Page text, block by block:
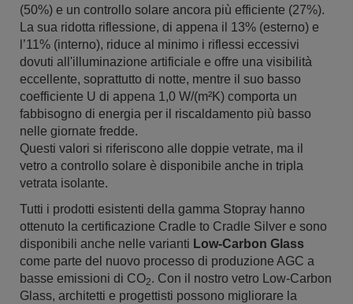
(50%) e un controllo solare ancora più efficiente (27%).
La sua ridotta riflessione, di appena il 13% (esterno) e
l’11% (interno), riduce al minimo i riflessi eccessivi
dovuti all'illuminazione artificiale e offre una visibilità
eccellente, soprattutto di notte, mentre il suo basso
coefficiente U di appena 1,0 W/(m²K) comporta un
fabbisogno di energia per il riscaldamento più basso
nelle giornate fredde.
Questi valori si riferiscono alle doppie vetrate, ma il
vetro a controllo solare è disponibile anche in tripla
vetrata isolante.
Tutti i prodotti esistenti della gamma Stopray hanno
ottenuto la certificazione Cradle to Cradle Silver e sono
disponibili anche nelle varianti Low-Carbon Glass
come parte del nuovo processo di produzione AGC a
basse emissioni di CO2. Con il nostro vetro Low-Carbon
Glass, architetti e progettisti possono migliorare la